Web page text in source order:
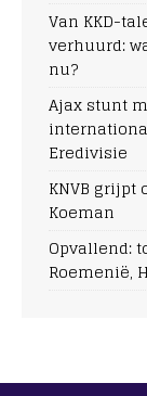
Van KKD-
verhuurd:
nu?
Ajax stunt
Eredivisie
KNVB grijpt
Koeman
Opvallend:
Roemenië,